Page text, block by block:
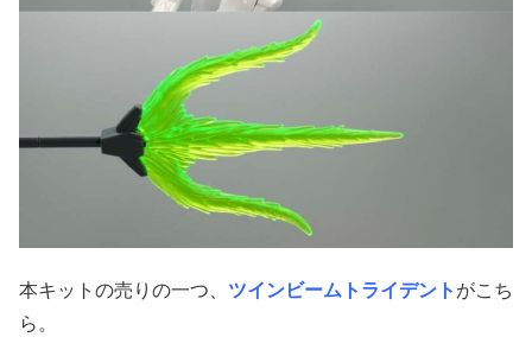
本キットの売りの一つ、 ツインビームトライデント がこち
ら。